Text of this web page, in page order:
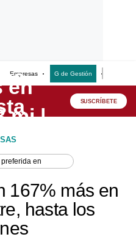
Empresas G de Gestión
SUSCRÍBETE
en
167% más en
hasta los